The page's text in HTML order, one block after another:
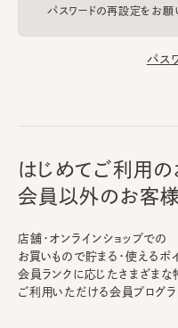
パスワードの再設定をお願
パス
はじめてご利用の
会員以外のお客
店舗・オンラインショップでの
お買いもので貯まる・使えるポ
会員ランクに応じたさまざまな
ご利用いただける会員プログラ